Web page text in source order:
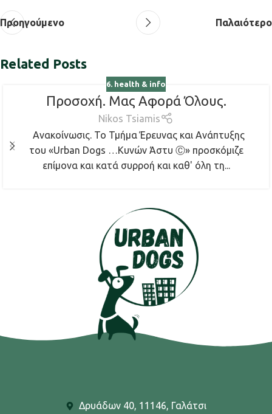
Προηγούμενο Παλαιότερο
Related Posts
6. health & info
Προσοχή. Μας Αφορά Όλους.
Nikos Tsiamis
Ανακοίνωσις. Το Τμήμα Έρευνας και Ανάπτυξης
του «Urban Dogs …Κυνών Άστυ Ⓒ» προσκόμιζε
επίμονα και κατά συρροή και καθ' όλη τη...
Δρυάδων 40, 11146, Γαλάτσι